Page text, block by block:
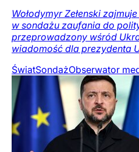
Wołodymyr Zełenski
w sondażu zaufania do
przeprowadzony wśród
wiadomość dla prezydenta
ŚwiatSondażObserwator